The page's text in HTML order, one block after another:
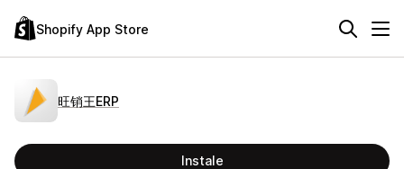
Shopify App Store
旺销王ERP
Instale